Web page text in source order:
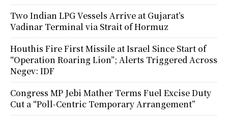
Two Indian LPG Vessels Arrive at Gujarat’s
Vadinar Terminal via Strait of Hormuz
Houthis Fire First Missile at Israel Since Start of
“Operation Roaring Lion”; Alerts Triggered Across
Negev: IDF
Congress MP Jebi Mather Terms Fuel Excise Duty
Cut a “Poll-Centric Temporary Arrangement”